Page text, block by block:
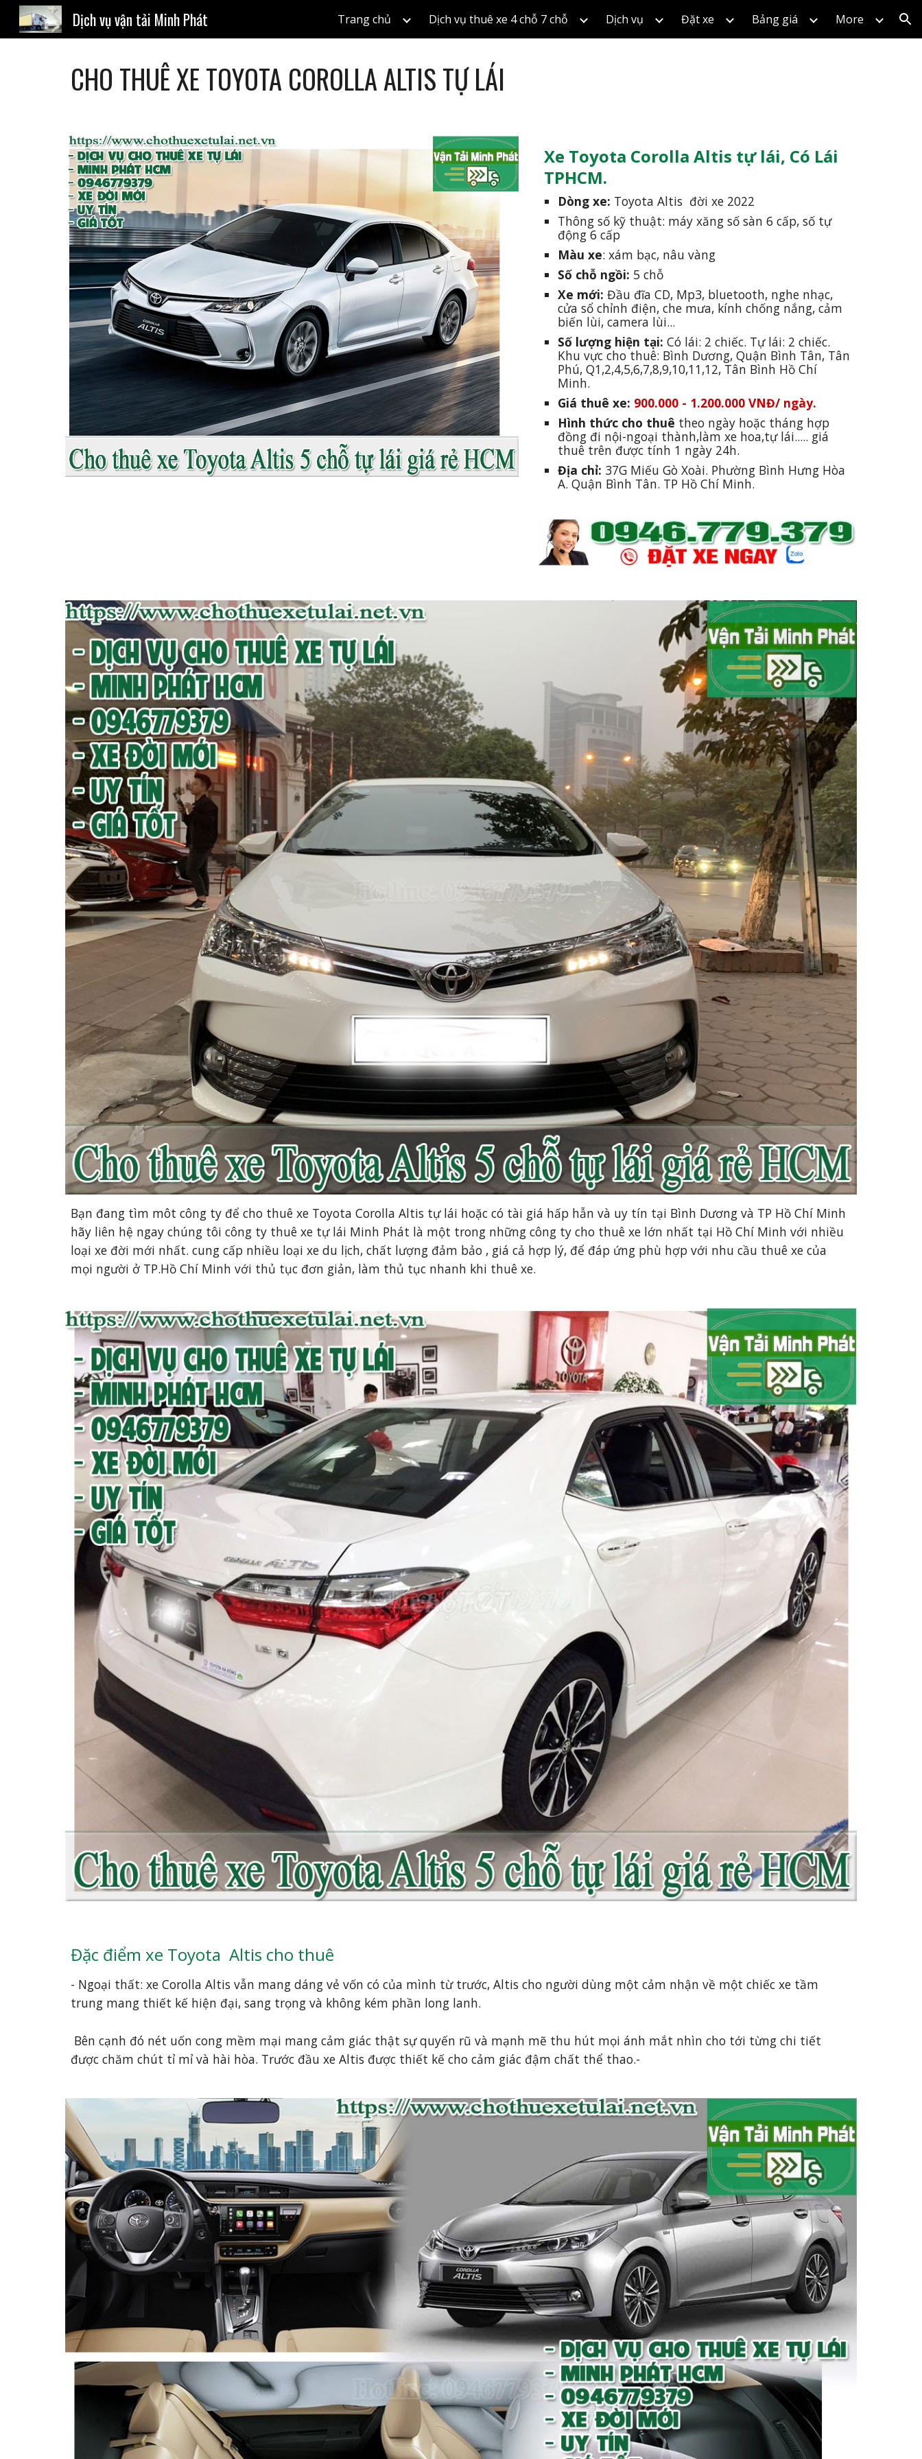
Skip to main content Skip to navigation
Dịch vụ vận tải Minh Phát Trang chủ Dịch vụ thuê xe 4 chỗ 7 chỗ Dịch vụ Đặt xe Bảng giá More
CHO THUÊ XE TOYOTA COROLLA ALTIS TỰ LÁI
Xe Toyota Corolla Altis tự lái, Có Lái
TPHCM.
Dòng xe: Toyota Altis  đời xe 2022
Thông số kỹ thuật: máy xăng số sàn 6 cấp, số tự
động 6 cấp
Màu xe: xám bạc, nâu vàng
Số chỗ ngồi: 5 chỗ
Xe mới: Đầu đĩa CD, Mp3, bluetooth, nghe nhạc,
cửa sổ chỉnh điện, che mưa, kính chống nắng, cảm
biến lùi, camera lùi...
Số lượng hiện tại: Có lái: 2 chiếc. Tự lái: 2 chiếc.
Khu vực cho thuê: Bình Dương, Quận Bình Tân, Tân
Phú, Q1,2,4,5,6,7,8,9,10,11,12, Tân Bình Hồ Chí
Minh.
Giá thuê xe: 900.000 - 1.200.000 VNĐ/ ngày.
Hình thức cho thuê theo ngày hoặc tháng hợp
đồng đi nội-ngoại thành,làm xe hoa,tự lái..... giá
thuê trên được tính 1 ngày 24h.
Địa chỉ: 37G Miếu Gò Xoài. Phường Bình Hưng Hòa
A. Quận Bình Tân. TP Hồ Chí Minh.
Bạn đang tìm môt công ty để cho thuê xe Toyota Corolla Altis tự lái hoặc có tài giá hấp hẫn và uy tín tại Bình Dương và TP Hồ Chí Minh
hãy liên hệ ngay chúng tôi công ty thuê xe tự lái Minh Phát là một trong những công ty cho thuê xe lớn nhất tại Hồ Chí Minh với nhiều
loại xe đời mới nhất. cung cấp nhiều loại xe du lịch, chất lượng đảm bảo , giá cả hợp lý, để đáp ứng phù hợp với nhu cầu thuê xe của
mọi người ở TP.Hồ Chí Minh với thủ tục đơn giản, làm thủ tục nhanh khi thuê xe.
Đặc điểm xe Toyota  Altis cho thuê
- Ngoại thất: xe Corolla Altis vẫn mang dáng vẻ vốn có của mình từ trước, Altis cho người dùng một cảm nhận về một chiếc xe tầm
trung mang thiết kế hiện đại, sang trọng và không kém phần long lanh.
được chăm chút tỉ mỉ và hài hòa. Trước đầu xe Altis được thiết kế cho cảm giác đậm chất thể thao.-